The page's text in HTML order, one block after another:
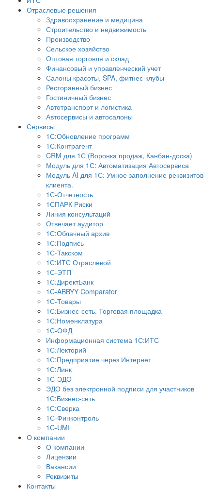
Отраслевые решения
Здравоохранение и медицина
Строительство и недвижимость
Производство
Сельское хозяйство
Оптовая торговля и склад
Финансовый и управленческий учет
Салоны красоты, SPA, фитнес-клубы
Ресторанный бизнес
Гостиничный бизнес
Автотранспорт и логистика
Автосервисы и автосалоны
Сервисы
1С:Обновление программ
1С:Контрагент
CRM для 1С (Воронка продаж, Канбан-доска)
Модуль для 1С: Автоматизация Автосервиса
Модуль AI для 1С: Умное заполнение реквизитов
клиента.
1С-Отчетность
1СПАРК Риски
Линия консультаций
Отвечает аудитор
1С:Облачный архив
1С:Подпись
1С-Такском
1С:ИТС Отраслевой
1С-ЭТП
1С:ДиректБанк
1C-ABBYY Comparator
1С-Товары
1С:Бизнес-сеть. Торговая площадка
1С:Номенклатура
1С-ОФД
Информационная система 1С:ИТС
1С:Лекторий
1С:Предприятие через Интернет
1С:Линк
1С-ЭДО
ЭДО без электронной подписи для участников
1С:Бизнес-сеть
1С:Сверка
1С-Финконтроль
1C-UMI
О компании
О компании
Лицензии
Вакансии
Реквизиты
Контакты